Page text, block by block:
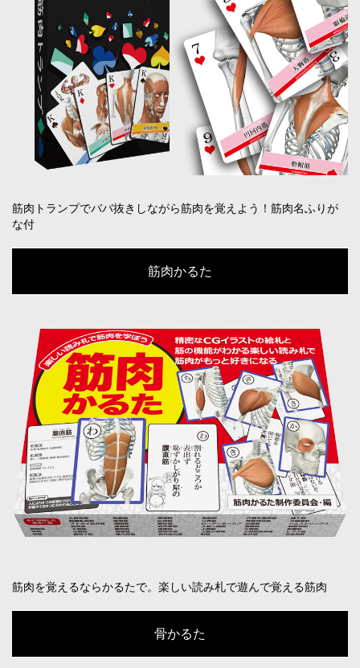
筋肉トランプでババ抜きしながら筋肉を覚えよう！筋肉名ふりが
な付
筋肉かるた
筋肉を覚えるならかるたで。楽しい読み札で遊んで覚える筋肉
骨かるた